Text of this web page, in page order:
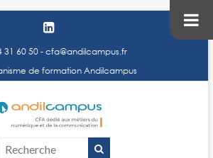
31 60 50 -cfa@andilcampus.fr
de formation Andilcampus